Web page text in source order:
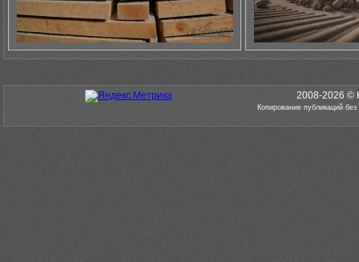
2008-2026 ©
Копирование публикаций